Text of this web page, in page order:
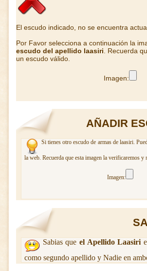
El escudo indicado, no se encuentra
Por Favor selecciona a continuación la
escudo del apellido laasiri . Recuerda
un escudo válido.
Imagen:
AÑADIR
Si tienes otro escudo de armas de laasiri.
la web. Recuerda que esta imagen la verificaremos
Imagen:
Sabias que el Apellido Laasiri
como segundo apellido y Nadie en